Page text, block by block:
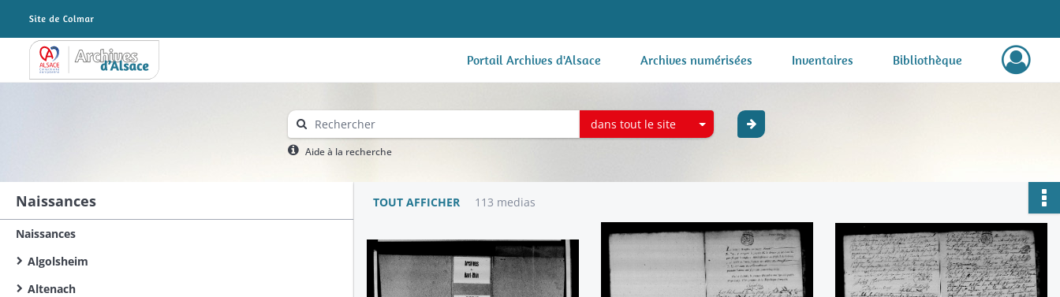
Archives Alsace - Colmar Portail Archives d'Alsace Archives numérisées Inventaires Bibliothèque
dans tout le site
Aide à la recherche
Naissances
Naissances
Algolsheim
Altenach
TOUT AFFICHER 113 medias